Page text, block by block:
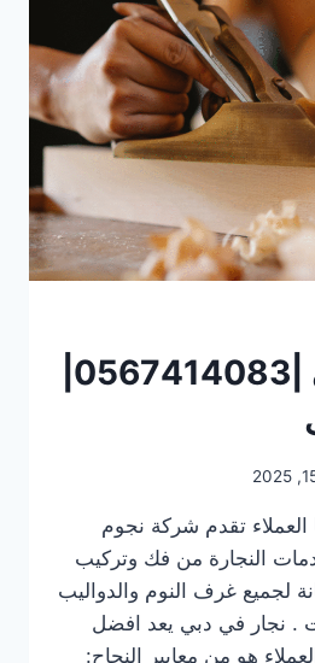
العملاء تقدم شركة نجوم
النجارة من فك وتركيب
لجميع غرف النوم والدواليب
. نجار في دبي يعد افضل
هو من معايير النجاح: